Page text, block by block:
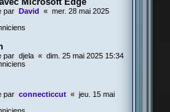
par David « mer. 28 mai 2025
par djela « dim. 25 mai 2025 15:34
par connecticcut « jeu. 15 mai